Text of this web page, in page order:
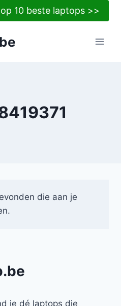
10 beste laptops >>
die aan je
je dé laptops die